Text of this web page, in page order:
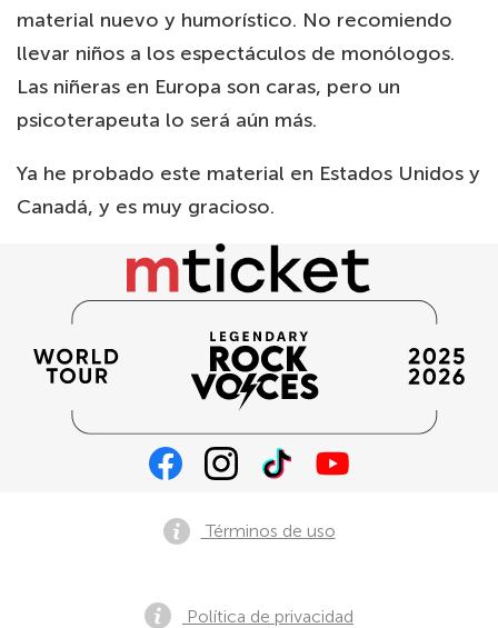
material nuevo y humorístico. No recomiendo
llevar niños a los espectáculos de monólogos.
Las niñeras en Europa son caras, pero un
psicoterapeuta lo será aún más.
Ya he probado este material en Estados Unidos y
Canadá, y es muy gracioso.
Términos de uso
Política de privacidad